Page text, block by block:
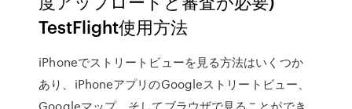
TestFlight使用方法
iPhoneでストリートビューを見る方法はいくつか
あり、iPhoneアプリのGoogleストリートビュー、
Googleマップ、そしてブラウザで見ることができ